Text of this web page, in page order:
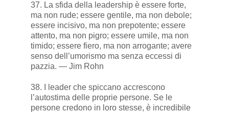
37. La sfida della leadership è essere forte,
ma non rude; essere gentile, ma non debole;
essere incisivo, ma non prepotente; essere
attento, ma non pigro; essere umile, ma non
timido; essere fiero, ma non arrogante; avere
senso dell’umorismo ma senza eccessi di
pazzia. — Jim Rohn
38. I leader che spiccano accrescono
l’autostima delle proprie persone. Se le
persone credono in loro stesse, è incredibile